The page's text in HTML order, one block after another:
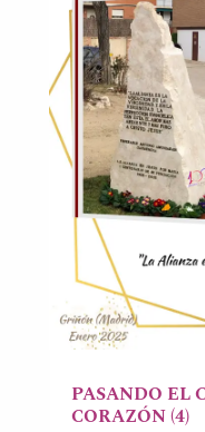
PASANDO EL
CORAZÓN (4)